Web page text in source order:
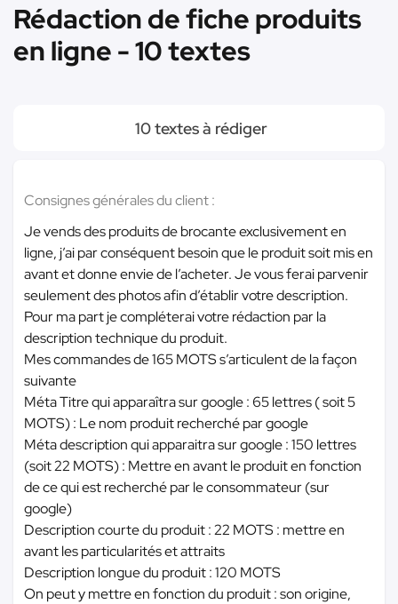
Rédaction de fiche produits
en ligne - 10 textes
10 textes à rédiger
Consignes générales du client :
Je vends des produits de brocante exclusivement en
ligne, j’ai par conséquent besoin que le produit soit mis en
avant et donne envie de l’acheter. Je vous ferai parvenir
seulement des photos afin d’établir votre description.
Pour ma part je compléterai votre rédaction par la
description technique du produit.
Mes commandes de 165 MOTS s’articulent de la façon
suivante
Méta Titre qui apparaîtra sur google : 65 lettres ( soit 5
MOTS) : Le nom produit recherché par google
Méta description qui apparaitra sur google : 150 lettres
(soit 22 MOTS) : Mettre en avant le produit en fonction
de ce qui est recherché par le consommateur (sur
google)
Description courte du produit : 22 MOTS : mettre en
avant les particularités et attraits
Description longue du produit : 120 MOTS
On peut y mettre en fonction du produit : son origine,